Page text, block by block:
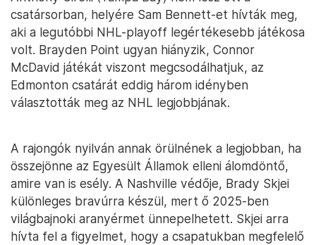
csatársorban, helyére Sam Bennett-et hívták meg,
aki a legutóbbi NHL-playoff legértékesebb játékosa
volt. Brayden Point ugyan hiányzik, Connor
McDavid játékát viszont megcsodálhatjuk, az
Edmonton csatárát eddig három idényben
választották meg az NHL legjobbjának.
A rajongók nyilván annak örülnének a legjobban, ha
összejönne az Egyesült Államok elleni álomdöntő,
amire van is esély. A Nashville védője, Brady Skjei
különleges bravúrra készül, mert ő 2025-ben
világbajnoki aranyérmet ünnepelhetett. Skjei arra
hívta fel a figyelmet, hogy a csapatukban megfelelő